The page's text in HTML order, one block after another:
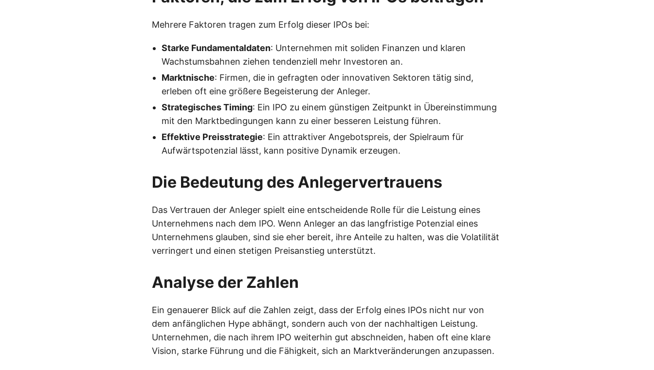
Mehrere Faktoren tragen zum Erfolg dieser IPOs bei:
Starke Fundamentaldaten: Unternehmen mit soliden Finanzen und klaren
Wachstumsbahnen ziehen tendenziell mehr Investoren an.
Marktnische: Firmen, die in gefragten oder innovativen Sektoren tätig sind,
erleben oft eine größere Begeisterung der Anleger.
Strategisches Timing: Ein IPO zu einem günstigen Zeitpunkt in Übereinstimmung
mit den Marktbedingungen kann zu einer besseren Leistung führen.
Effektive Preisstrategie: Ein attraktiver Angebotspreis, der Spielraum für
Aufwärtspotenzial lässt, kann positive Dynamik erzeugen.
Die Bedeutung des Anlegervertrauens
Das Vertrauen der Anleger spielt eine entscheidende Rolle für die Leistung eines
Unternehmens nach dem IPO. Wenn Anleger an das langfristige Potenzial eines
Unternehmens glauben, sind sie eher bereit, ihre Anteile zu halten, was die Volatilität
verringert und einen stetigen Preisanstieg unterstützt.
Analyse der Zahlen
Ein genauerer Blick auf die Zahlen zeigt, dass der Erfolg eines IPOs nicht nur von
dem anfänglichen Hype abhängt, sondern auch von der nachhaltigen Leistung.
Unternehmen, die nach ihrem IPO weiterhin gut abschneiden, haben oft eine klare
Vision, starke Führung und die Fähigkeit, sich an Marktveränderungen anzupassen.